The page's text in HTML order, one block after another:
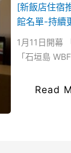
[新飯店住宿
館名單-持續
1月11日開幕
「石垣島
Read